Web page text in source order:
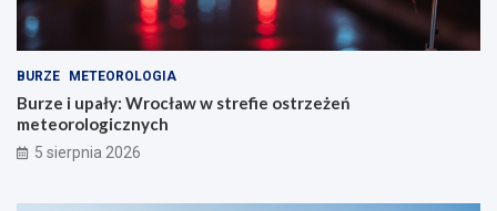
BURZE METEOROLOGIA
Burze i upały: Wrocław w strefie ostrzeżeń
meteorologicznych
5 sierpnia 2026